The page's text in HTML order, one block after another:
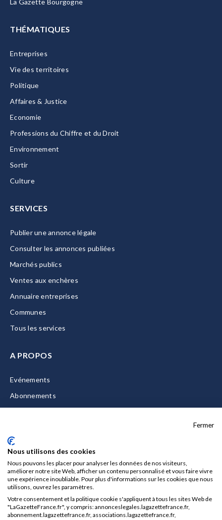
La Gazette Bourgogne
THÉMATIQUES
Entreprises
Vie des territoires
Politique
Affaires & Justice
Economie
Professions du Chiffre et du Droit
Environnement
Sortir
Culture
SERVICES
Publier une annonce légale
Consulter les annonces publiées
Marchés publics
Ventes aux enchères
Annuaire entreprises
Communes
Tous les services
A PROPOS
Evénements
Abonnements
Nous contacter
Mentions légales
CGU/CGV
Fermer
Nous utilisons des cookies
Nous pouvons les placer pour analyser les données de nos visiteurs,
améliorer notre site Web, afficher un contenu personnalisé et vous faire vivre
une expérience inoubliable. Pour plus d'informations sur les cookies que nous
utilisons, ouvrez les paramètres.
Votre consentement et la politique cookie s'appliquent à tous les sites Web de
"LaGazetteFrance.fr", y compris: annonceslegales.lagazettefrance.fr,
abonnement.lagazettefrance.fr, associations.lagazettefrance.fr,